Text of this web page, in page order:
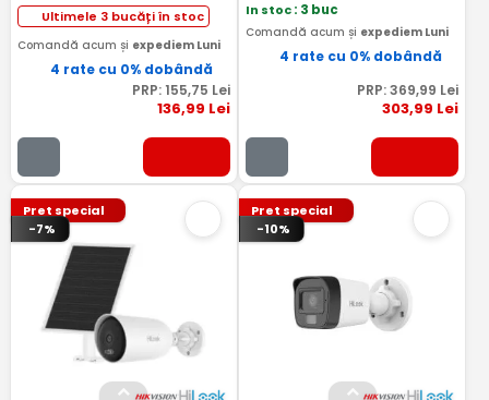
Ultimele 3 bucăți în stoc
Comandă acum și expediem Luni
4 rate cu 0% dobândă
PRP: 155,75 Lei
136,99 Lei
In stoc: 3 buc
Comandă acum și expediem Luni
4 rate cu 0% dobândă
PRP:369,99 Lei
303,99 Lei
Pret special
-7%
Pret special
-10%